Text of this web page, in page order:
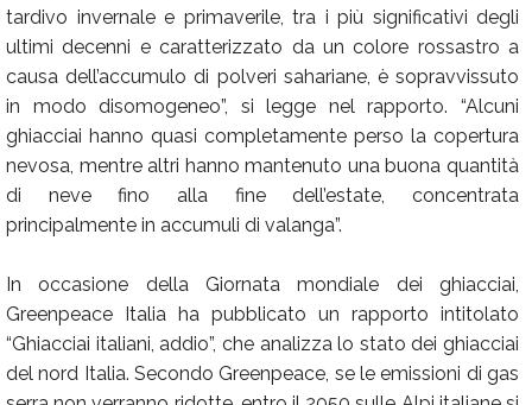
tardivo invernale e primaverile, tra i più significativi degli
ultimi decenni e caratterizzato da un colore rossastro a
causa dell’accumulo di polveri sahariane, è sopravvissuto
in modo disomogeneo”, si legge nel rapporto. “Alcuni
ghiacciai hanno quasi completamente perso la copertura
nevosa, mentre altri hanno mantenuto una buona quantità
di neve fino alla fine dell’estate, concentrata
principalmente in accumuli di valanga”.
In occasione della Giornata mondiale dei ghiacciai,
Greenpeace Italia ha pubblicato un rapporto intitolato
“Ghiacciai italiani, addio”, che analizza lo stato dei ghiacciai
del nord Italia. Secondo Greenpeace, se le emissioni di gas